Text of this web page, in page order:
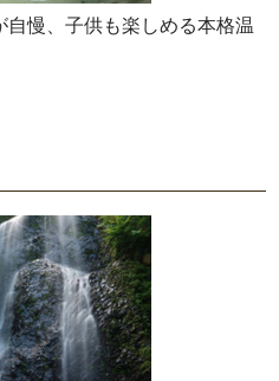
慢、子供も楽しめる本格温